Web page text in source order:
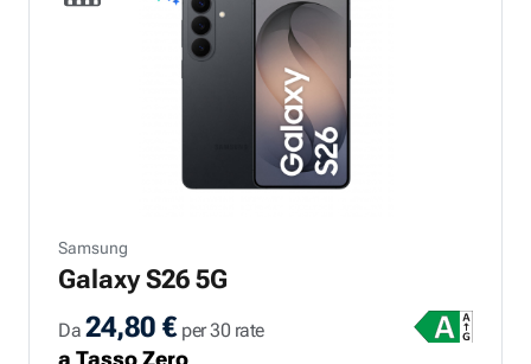
Samsung
Galaxy S26 5G
Da 24,80 €per 30 rate
a Tasso Zero